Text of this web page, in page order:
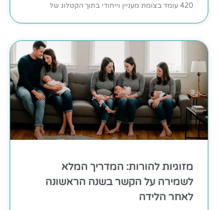
420 עומד בצומת מעניין וייחודי בתוך הקטלוג של
מזוגיות להורות: המדריך המלא
לשמירה על הקשר בשנה הראשונה
לאחר הלידה